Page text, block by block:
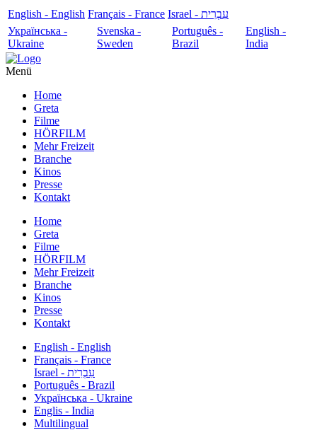
English - English Français - France
עִבְרִית - Israel
Українська -
Ukraine
Svenska -
Sweden
Português -
Brazil
English -
India
Menü
Home
Greta
Filme
HÖRFILM
Mehr Freizeit
Branche
Kinos
Presse
Kontakt
Home
Greta
Filme
HÖRFILM
Mehr Freizeit
Branche
Kinos
Presse
Kontakt
English - English
Français - France
עִבְרִית - Israel
Português - Brazil
Українська - Ukraine
Englis - India
Multilingual